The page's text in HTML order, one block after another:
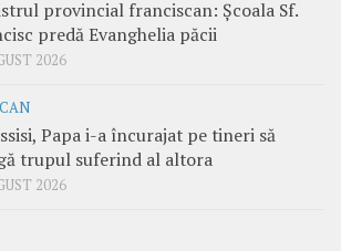
provincial franciscan: Școala Sf.
predă Evanghelia păcii
2026
Papa i-a încurajat pe tineri să
trupul suferind al altora
2026